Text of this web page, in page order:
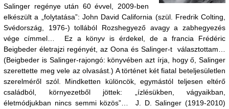
Salinger regénye után 60 évvel, 2009-ben
elkészült a „folytatása”: John David California (szül. Fredrik Colting,
Svédország, 1976-) tollából Rozshegyező avagy a zabhegyezés
vége címmel… Ez a könyv is érdekel, de a francia Frédéric
Beigbeder életrajzi regényét, az Oona és Salinger-t választottam…
(Beigbeder is Salinger-rajongó: könyvében azt írja, hogy ő, Salinger
szerettette meg vele az olvasást.) A történet két fiatal beteljesületlen
szerelméről szól. Mindketten különcök, egymástól teljesen eltérő
családból, környezetből jöttek: „ízlésükben, vágyaikban,
életmódjukban nincs semmi közös”… J. D. Salinger (1919-2010)